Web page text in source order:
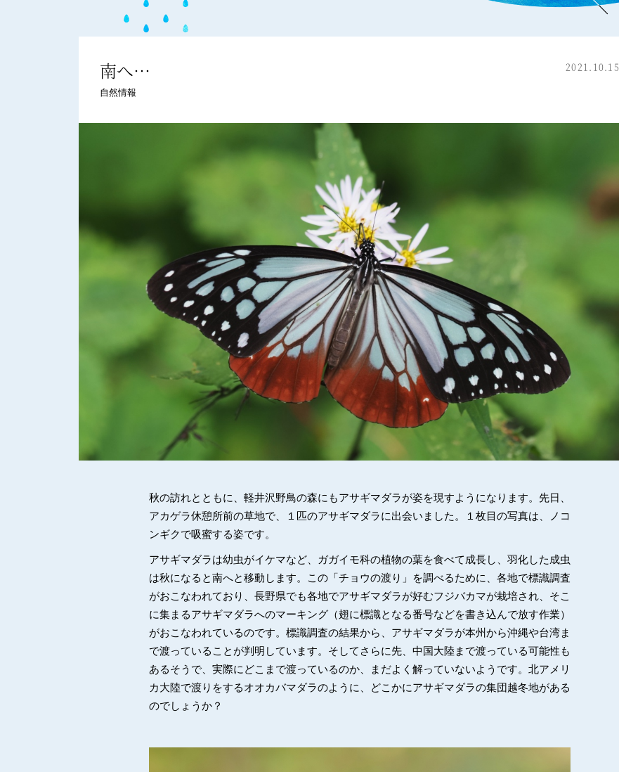
南へ…
自然情報
2021.10.15
秋の訪れとともに、軽井沢野鳥の森にもアサギマダラが姿を現すようになります。先日、
アカゲラ休憩所前の草地で、１匹のアサギマダラに出会いました。１枚目の写真は、ノコ
ンギクで吸蜜する姿です。
アサギマダラは幼虫がイケマなど、ガガイモ科の植物の葉を食べて成長し、羽化した成虫
は秋になると南へと移動します。この「チョウの渡り」を調べるために、各地で標識調査
がおこなわれており、長野県でも各地でアサギマダラが好むフジバカマが栽培され、そこ
に集まるアサギマダラへのマーキング（翅に標識となる番号などを書き込んで放す作業）
がおこなわれているのです。標識調査の結果から、アサギマダラが本州から沖縄や台湾ま
で渡っていることが判明しています。そしてさらに先、中国大陸まで渡っている可能性も
あるそうで、実際にどこまで渡っているのか、まだよく解っていないようです。北アメリ
カ大陸で渡りをするオオカバマダラのように、どこかにアサギマダラの集団越冬地がある
のでしょうか？